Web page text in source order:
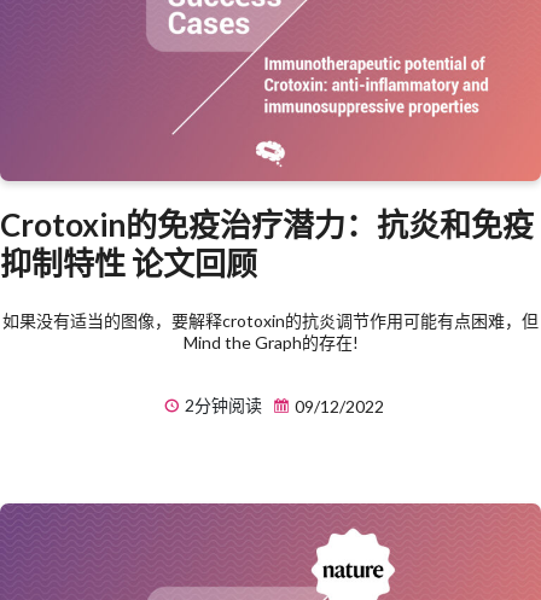
Crotoxin的免疫治疗潜力：抗炎和免疫
抑制特性 论文回顾
如果没有适当的图像，要解释crotoxin的抗炎调节作用可能有点困难，但
Mind the Graph的存在!
2分钟阅读 09/12/2022